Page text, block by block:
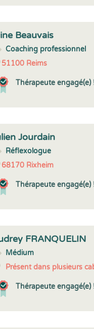
Beauvais
Coaching professionnel
51100 Reims
Thérapeute engagé(e)
Jourdain
Réflexologue
68170 Rixheim
Thérapeute engagé(e)
FRANQUELIN
Médium
Présent dans plusieurs
Thérapeute engagé(e)